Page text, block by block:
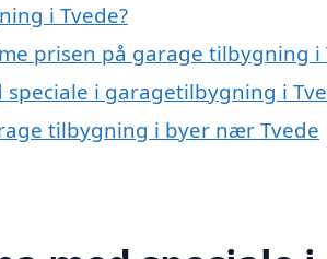
i Tvede?
prisen på garage tilbygning i
i garagetilbygning i
tilbygning i byer nær Tvede